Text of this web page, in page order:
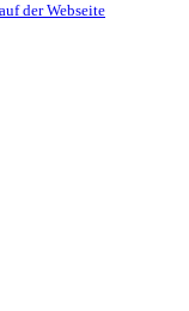
der Webseite